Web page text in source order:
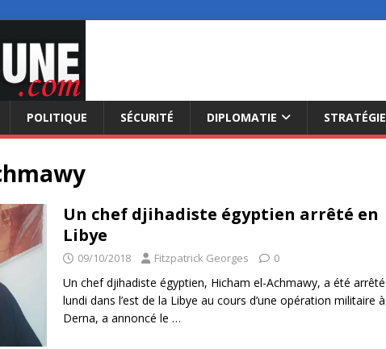
POLITIQUE SÉCURITÉ DIPLOMATIE STRATÉGIE
Un chef djihadiste égyptien arrêté en
Libye
09/10/2018 Fitzpatrick Georges 0
Un chef djihadiste égyptien, Hicham el-Achmawy, a été arrêté
lundi dans l’est de la Libye au cours d’une opération militaire à
Derna, a annoncé le …